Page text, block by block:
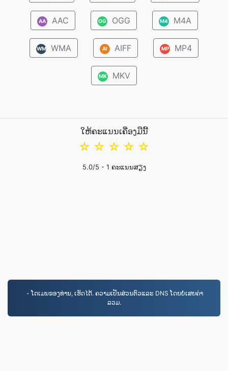
AA AAC OG OGG M4 M4A
WM WMA AI AIFF MP MP4
MK MKV
ໃຫ້ຄະແນນເຄື່ອງມືນີ້
☆
☆
☆
☆
☆
5.0/5 - 1 ຄະແນນສຽງ
- ໂດເມນຂອງທ່ານ, ເຮັດໄດ້. ຄວາມເປັນສ່ວນຕົວແລະ DNS ໂດຍບໍ່ເສຍຄ່າ
ລວມ.